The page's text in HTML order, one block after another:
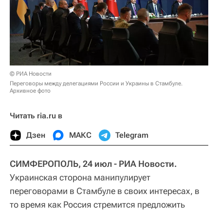
© РИА Новости
Переговоры между делегациями России и Украины в Стамбуле.
Архивное фото
Читать ria.ru в
Дзен МАКС Telegram
СИМФЕРОПОЛЬ, 24 июл - РИА Новости.
Украинская сторона манипулирует
переговорами в Стамбуле в своих интересах, в
то время как Россия стремится предложить